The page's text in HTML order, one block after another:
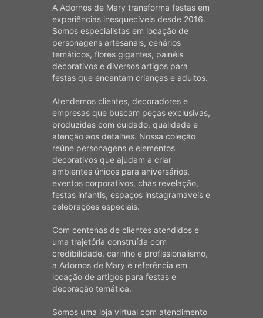
A Adornos de Mary transforma festas em
experiências inesquecíveis desde 2016.
Somos especialistas em locação de
personagens artesanais, cenários
temáticos, flores gigantes, painéis
decorativos e diversos artigos para
festas que encantam crianças e adultos.
Atendemos clientes, decoradores e
empresas que buscam peças exclusivas,
produzidas com cuidado, qualidade e
atenção aos detalhes. Nossa coleção
reúne personagens e elementos
decorativos que ajudam a criar
ambientes únicos para aniversários,
eventos corporativos, chás revelação,
festas infantis, espaços instagramáveis e
celebrações especiais.
Com centenas de clientes atendidos e
uma trajetória construída com
credibilidade, carinho e profissionalismo,
a Adornos de Mary é referência em
locação de artigos para festas e
decoração temática.
Somos uma loja virtual com atendimento